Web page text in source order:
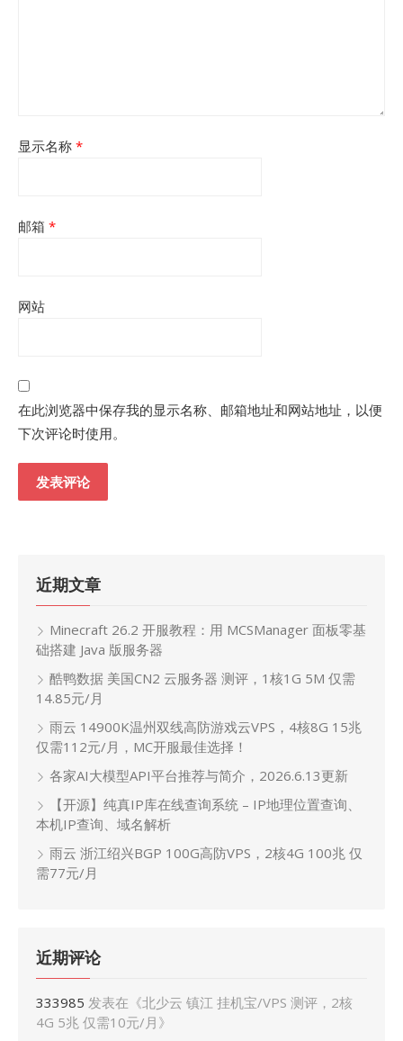
显示名称 *
邮箱 *
网站
在此浏览器中保存我的显示名称、邮箱地址和网站地址，以便
下次评论时使用。
近期文章
Minecraft 26.2 开服教程：用 MCSManager 面板零基
础搭建 Java 版服务器
酷鸭数据 美国CN2 云服务器 测评，1核1G 5M 仅需
14.85元/月
雨云 14900K温州双线高防游戏云VPS，4核8G 15兆
仅需112元/月，MC开服最佳选择！
各家AI大模型API平台推荐与简介，2026.6.13更新
【开源】纯真IP库在线查询系统 – IP地理位置查询、
本机IP查询、域名解析
雨云 浙江绍兴BGP 100G高防VPS，2核4G 100兆 仅
需77元/月
近期评论
333985 发表在《北少云 镇江 挂机宝/VPS 测评，2核
4G 5兆 仅需10元/月 》